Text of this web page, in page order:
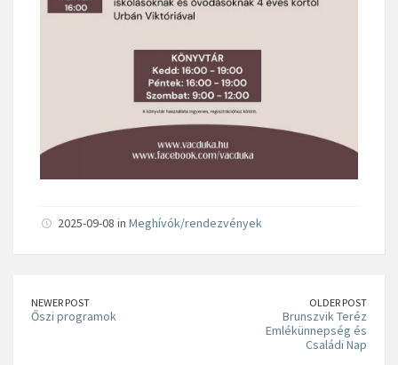
2025-09-08 in Meghívók/rendezvények
NEWER POST
Őszi programok
OLDER POST
Brunszvik Teréz
Emlékünnepség és
Családi Nap